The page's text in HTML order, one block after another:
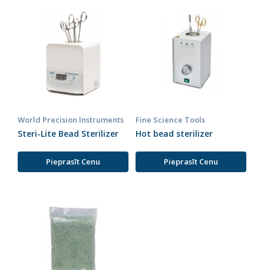
World Precision Instruments
Steri-Lite Bead Sterilizer
Pieprasīt Cenu
Fine Science Tools
Hot bead sterilizer
Pieprasīt Cenu